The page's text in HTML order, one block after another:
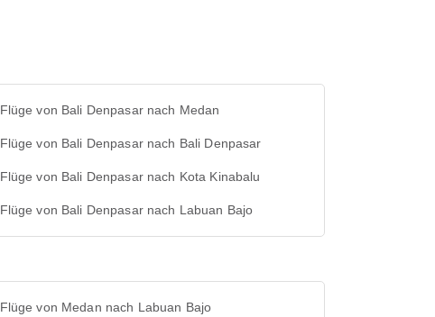
Flüge von Bali Denpasar nach Medan
Flüge von Bali Denpasar nach Bali Denpasar
Flüge von Bali Denpasar nach Kota Kinabalu
Flüge von Bali Denpasar nach Labuan Bajo
Flüge von Medan nach Labuan Bajo